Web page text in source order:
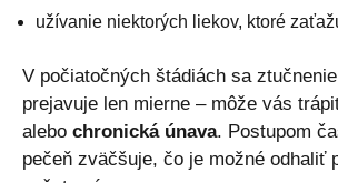
užívanie niektorých liekov, ktoré
V počiatočných štádiách sa
prejavuje len mierne – môže vás
alebo chronická únava. Postupom
pečeň zväčšuje, čo je možné odhaliť